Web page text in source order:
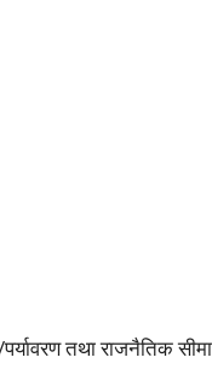
तथा राजनैतिक